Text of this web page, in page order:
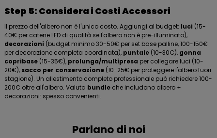
Step 5: Considera i Costi Accessori
Il prezzo dell'albero non è l'unico costo. Aggiungi al budget: luci (15-
40€ per catene LED di qualità se l'albero non è pre-illuminato),
decorazioni (budget minimo 30-50€ per set base palline, 100-150€
per decorazione completa coordinata), puntale (10-30€), gonna
copribase (15-35€), prolunga/multipresa per collegare luci (10-
20€), sacco per conservazione (10-25€ per proteggere l'albero fuori
stagione). Un allestimento completo professionale può richiedere 100-
200€ oltre all'albero. Valuta bundle che includono albero +
decorazioni: spesso convenienti.
Parlano di noi